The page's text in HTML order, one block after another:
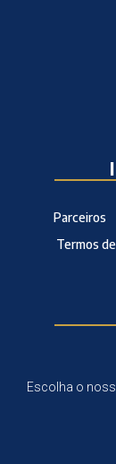
Parceiros
Termos
Escolha o